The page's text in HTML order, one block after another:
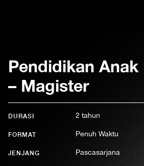
Pendidikan Anak
– Magister
DURASI 2 tahun
FORMAT Penuh Waktu
JENJANG Pascasarjana